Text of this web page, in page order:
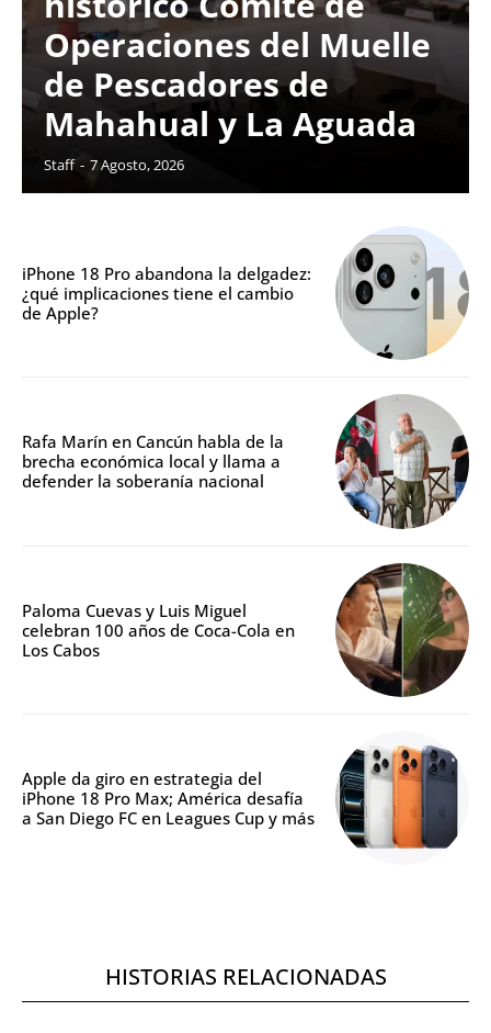
Operaciones del Muelle
de Pescadores de
Mahahual y La Aguada
Staff - 7 Agosto, 2026
iPhone 18 Pro abandona la delgadez:
¿qué implicaciones tiene el cambio
de Apple?
Rafa Marín en Cancún habla de la
brecha económica local y llama a
defender la soberanía nacional
Paloma Cuevas y Luis Miguel
celebran 100 años de Coca-Cola en
Los Cabos
Apple da giro en estrategia del
iPhone 18 Pro Max; América desafía
a San Diego FC en Leagues Cup y más
HISTORIAS RELACIONADAS